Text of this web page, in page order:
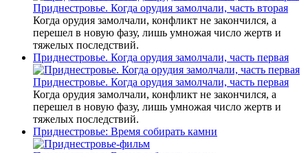
Приднестровье. Когда орудия замолчали, часть вторая
Когда орудия замолчали, конфликт не закончился, а
перешел в новую фазу, лишь умножая число жертв и
тяжелых последствий.
Приднестровье. Когда орудия замолчали, часть первая
Приднестровье. Когда орудия замолчали, часть первая
Когда орудия замолчали, конфликт не закончился, а
перешел в новую фазу, лишь умножая число жертв и
тяжелых последствий.
Приднестровье: Время собирать камни